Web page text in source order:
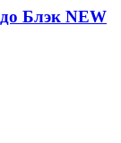
Блэк NEW